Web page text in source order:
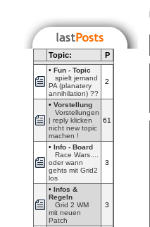
Topic: P
• Fun - Topic
spielt jemand
PA (planatery
annihilation) ??
2
• Vorstellung
Vorstellungen
| reply klicken
nicht new topic
machen !
61
• Info - Board
Race Wars....
oder wann
gehts mit Grid2
los
3
• Infos &
Regeln
Grid 2 WM
mit neuen
Patch
3